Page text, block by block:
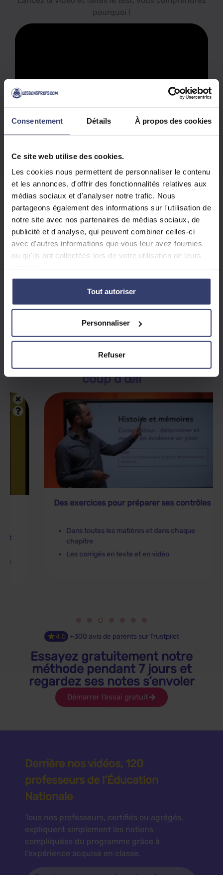
Consentement Détails À propos des cookies
Ce site web utilise des cookies.
Les cookies nous permettent de personnaliser le contenu
et les annonces, d'offrir des fonctionnalités relatives aux
médias sociaux et d'analyser notre trafic. Nous
partageons également des informations sur l'utilisation de
notre site avec nos partenaires de médias sociaux, de
publicité et d'analyse, qui peuvent combiner celles-ci
avec d'autres informations que vous leur avez fournies
ou qu'ils ont collectées lors de votre utilisation de leurs
Tout autoriser
Personnaliser
Refuser
pourquoi !
collaboration avec des neuroscientifiques
Des explications claires et structurées,
accessibles à tout moment
Votre enfant comprend enfince qu’il n’osait
pas demander en classe
Il avanceà son rythme, sans se comparer
aux autres
Il peutréviser avant un contrôleen quelques
Vous suivez sa progression
Toutes nos fonctionnalitésen 1
coup d’œil
Des exercices pour préparer ses contrôles
Dans toutes les matières et dans chaque
Les corrigés en texte et en vidéo
★4,5 +300 avis de parents sur Trustpilot
Essayez gratuitement notre
méthode pendant 7 jours et
regardez ses notes s’envoler
Démarrer l’essai gratuit
Sans engagement
Derrière nos vidéos, 120
professeurs de l’Éducation
Nationale
Tous nos professeurs, certifiés ou agrégés,
expliquent simplement les notions
compliquées du programme grâce à
l’expérience acquise en classe.